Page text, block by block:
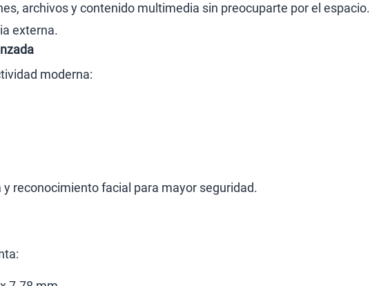
archivos y contenido multimedia sin preocuparte por el espacio.
externa.
moderna:
reconocimiento facial para mayor seguridad.